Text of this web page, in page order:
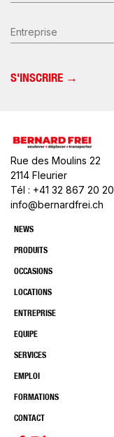
Entreprise
Rue des Moulins 22
2114 Fleurier
Tél : +41 32 867 20 20
info@bernardfrei.ch
NEWS
PRODUITS
OCCASIONS
LOCATIONS
ENTREPRISE
EQUIPE
SERVICES
EMPLOI
FORMATIONS
CONTACT